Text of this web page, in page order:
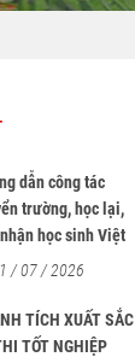
dẫn công tác
trường, học lại,
học sinh Việt
về nước, tiếp nhận
học tại các trường
học 2026-2027
/ 07 / 2026
TÍCH XUẤT SẮC
TỐT NGHIỆP